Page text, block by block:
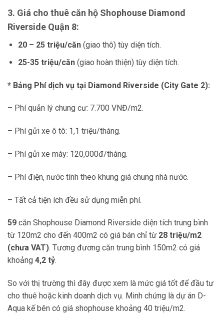
3. Giá cho thuê căn hộ Shophouse Diamond
Riverside Quận 8:
20 – 25 triệu/căn(giao thô) tùy diện tích.
25-35 triệu/căn(giao hoàn thiện) tùy diện tích.
* Bảng Phí dịch vụ tại Diamond Riverside (City Gate 2):
– Phí quản lý chung cư: 7.700 VNĐ/m2.
– Phí gửi xe ô tô: 1,1 triệu/tháng.
– Phí gửi xe máy: 120,000đ/tháng.
– Phí điện, nước tính theo khung giá chung nhà nước.
– Tất cả tiện ích đều sử dụng miễn phí.
59 căn Shophouse Diamond Riverside diện tích trung bình
từ 120m2 cho đến 400m2 có giá bán chỉ từ 28 triệu/m2
(chưa VAT). Tương đương căn trung bình 150m2 có giá
khoảng 4,2 tỷ.
So với thị trường thì đây được xem là mức giá tốt để đầu tư
cho thuê hoặc kinh doanh dịch vụ. Minh chứng là dự án D-
Aqua kế bên có giá shophouse khoảng 40 triệu/m2.